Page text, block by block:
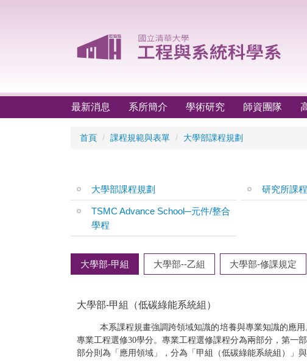
最新消息 系所簡介 學術研究 師資團隊
首頁 課程規範與表單 大學部課程規劃
大學部課程規劃 研究所課
TSMC Advance School─元件/整合
學程
大學部-甲組 大學部--乙組 大學部-修課規定
大學部-甲組（低碳綠能系統組）
本系課程規畫強調跨領域知識的培養與專業知識的應
專業工程選修30學分。專業工程選修課程分為兩部分，第一
部分則為「應用領域」，分為「甲組（低碳綠能系統組）」